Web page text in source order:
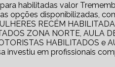
habilitadas valor
opções disponibilizadas,
RECÉM
ZONA NORTE, AULA
HABILITADOS e
investiu em profissionais